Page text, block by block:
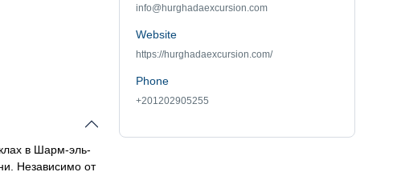
в Шарм-эль-
Независимо от
info@hurghadaexcursion.com
Website
https://hurghadaexcursion.com/
Phone
+201202905255